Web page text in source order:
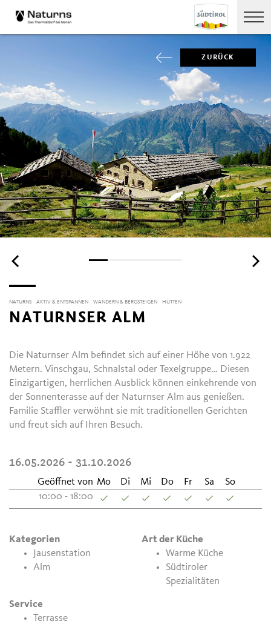
ZURÜCK
NATURNS AKTIV & ENTSPANNEN WANDERN & BERGSTEIGEN HÜTTEN
NATURNSER ALM
Die Naturnser Alm befindet sich auf einer Höhe von 1.922
Metern. Vinschgau, Schnalstal oder Texelgruppe… Diesen
Einzigartigen, herrlichen Ausblick können einkehrende von
der Sonnenterasse auf der Naturnser Alm aus genießen.
Familie Staffler verwöhnt sie mit traditionellen Gerichten
und freut sich auf Ihren Besuch.
16.05.2026 - 31.10.2026
Geöffnet von Mo Di Mi Do Fr Sa
So
10:00 - 18:00
Kategorien
Jausenstation
Alm
Art der Küche
Warme Küche
Südtiroler
Spezialitäten
Service
Terrasse